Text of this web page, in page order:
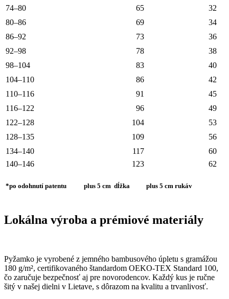
74–80
65
32
80–86
69
34
86–92
73
36
92–98
78
38
98–104
83
40
104–110
86
42
110–116
91
45
116–122
96
49
122–128
104
53
128–135
109
56
134–140
117
60
140–146
123 62
*po odohnutí patentu plus 5 cm dĺžka plus 5 cm rukáv
Lokálna výroba a prémiové materiály
Pyžamko je vyrobené z jemného bambusového úpletu s gramážou
180 g/m², certifikovaného štandardom OEKO-TEX Standard 100,
čo zaručuje bezpečnosť aj pre novorodencov. Každý kus je ručne
šitý v našej dielni v Lietave, s dôrazom na kvalitu a trvanlivosť.